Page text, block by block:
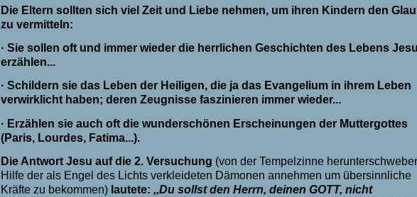
Die Eltern sollten sich viel Zeit und Liebe nehmen, um ihren Kindern den
zu vermitteln:
· Sie sollen oft und immer wieder die herrlichen Geschichten des Lebens Jesu
erzählen...
· Schildern sie das Leben der Heiligen, die ja das Evangelium in ihrem Leben
verwirklicht haben; deren Zeugnisse faszinieren immer wieder...
· Erzählen sie auch oft die wunderschönen Erscheinungen der Muttergottes
(Paris, Lourdes, Fatima...).
Die Antwort Jesu auf die 2. Versuchung (von der Tempelzinne
Hilfe der als Engel des Lichts verkleideten Dämonen annehmen um übersinnliche
Kräfte zu bekommen) lautete: ,,Du sollst den Herrn, deinen GOTT, nicht